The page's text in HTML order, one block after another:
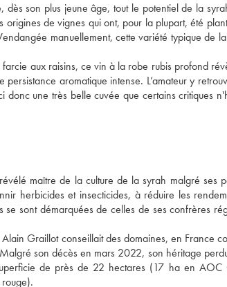
son plus jeune âge, tout le potentiel de la
origines de vignes qui ont, pour la plupart, été
manuellement, cette variété typique de
aux raisins, ce vin à la robe rubis profond
aromatique intense. L’amateur y
donc une très belle cuvée que certains critiques
maître de la culture de la syrah malgré ses
herbicides et insecticides, à réduire les
sont démarquées de celles de ses confrères
Graillot conseillait des domaines, en France
son décès en mars 2022, son héritage
de près de 22 hectares (17 ha en AOC